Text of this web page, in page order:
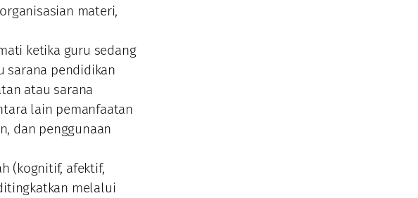
materi,
ketika guru sedang
sarana pendidikan
atau sarana
lain pemanfaatan
dan penggunaan
(kognitif, afektif,
melalui